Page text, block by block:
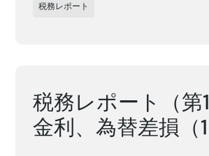
税務レポート
税務レポート（第
金利、為替差損（1